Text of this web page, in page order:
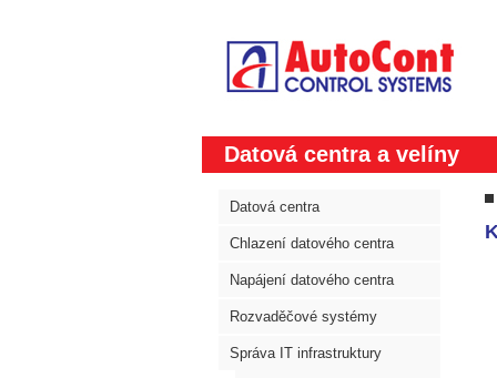
Datová centra a velíny
Datová centra
Chlazení datového centra
Napájení datového centra
Rozvaděčové systémy
Správa IT infrastruktury